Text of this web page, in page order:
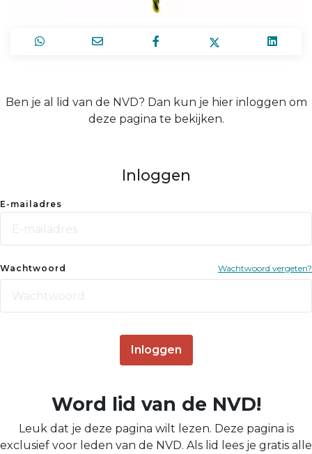
Ben je al lid van de NVD? Dan kun je hier inloggen om
deze pagina te bekijken.
Inloggen
E-mailadres
Wachtwoord Wachtwoord vergeten?
Inloggen
Word lid van de NVD!
Leuk dat je deze pagina wilt lezen. Deze pagina is
exclusief voor leden van de NVD. Als lid lees je gratis alle